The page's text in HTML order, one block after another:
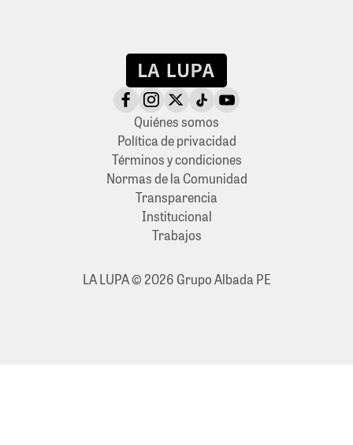
Quiénes somos
Política de privacidad
Términos y condiciones
Normas de la Comunidad
Transparencia
Institucional
Trabajos
LA LUPA © 2026 Grupo Albada PE